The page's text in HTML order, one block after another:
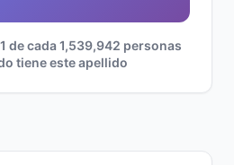
de cada 1,539,942 personas
tiene este apellido